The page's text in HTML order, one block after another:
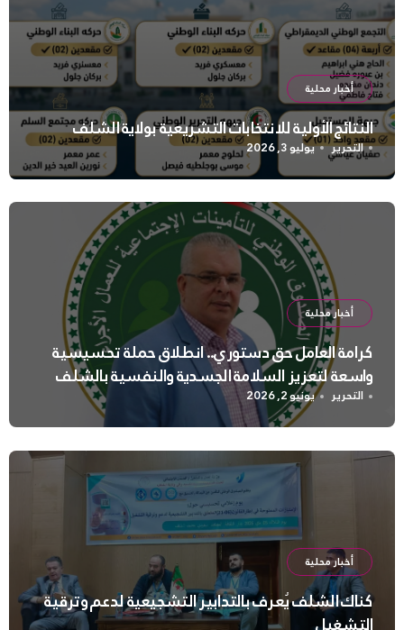
أخبار محلية
النتائج الأولية للانتخابات التشريعية بولاية الشلف
التحرير يوليو 3, 2026
أخبار محلية
كرامة العامل حق دستوري.. انطلاق حملة تحسيسية
واسعة لتعزيز السلامة الجسدية والنفسية بالشلف
التحرير يونيو 2, 2026
أخبار محلية
كناك الشلف يُعرف بالتدابير التشجيعية لدعم وترقية